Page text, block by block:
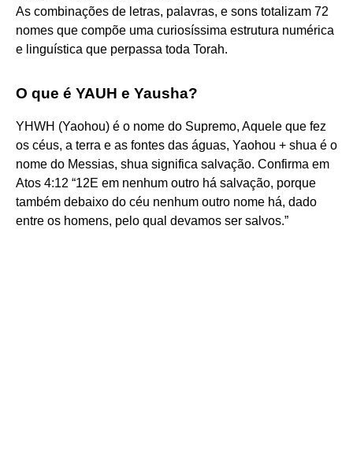
As combinações de letras, palavras, e sons totalizam 72
nomes que compõe uma curiosíssima estrutura numérica
e linguística que perpassa toda Torah.
O que é YAUH e Yausha?
YHWH (Yaohou) é o nome do Supremo, Aquele que fez
os céus, a terra e as fontes das águas, Yaohou + shua é o
nome do Messias, shua significa salvação. Confirma em
Atos 4:12 “12E em nenhum outro há salvação, porque
também debaixo do céu nenhum outro nome há, dado
entre os homens, pelo qual devamos ser salvos.”